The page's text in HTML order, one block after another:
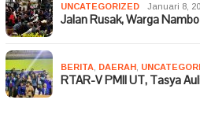
UNCATEGORIZED Januari 8,
Jalan Rusak, Warga
BERITA DAERAH
RTAR-V PMII UT, Tasya